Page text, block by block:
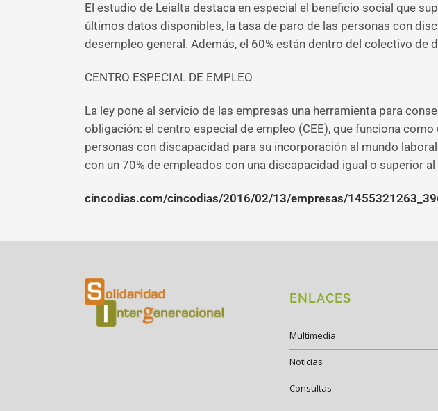
El estudio de Leialta destaca en especial el beneficio social que
últimos datos disponibles, la tasa de paro de las personas con
desempleo general. Además, el 60% están dentro del colectivo de
CENTRO ESPECIAL DE EMPLEO
La ley pone al servicio de las empresas una herramienta para
obligación: el centro especial de empleo (CEE), que funciona
personas con discapacidad para su incorporación al mundo
con un 70% de empleados con una discapacidad igual o superior al
cincodias.com/cincodias/2016/02/13/empresas/
ENLACES
Multimedia
Noticias
Consultas